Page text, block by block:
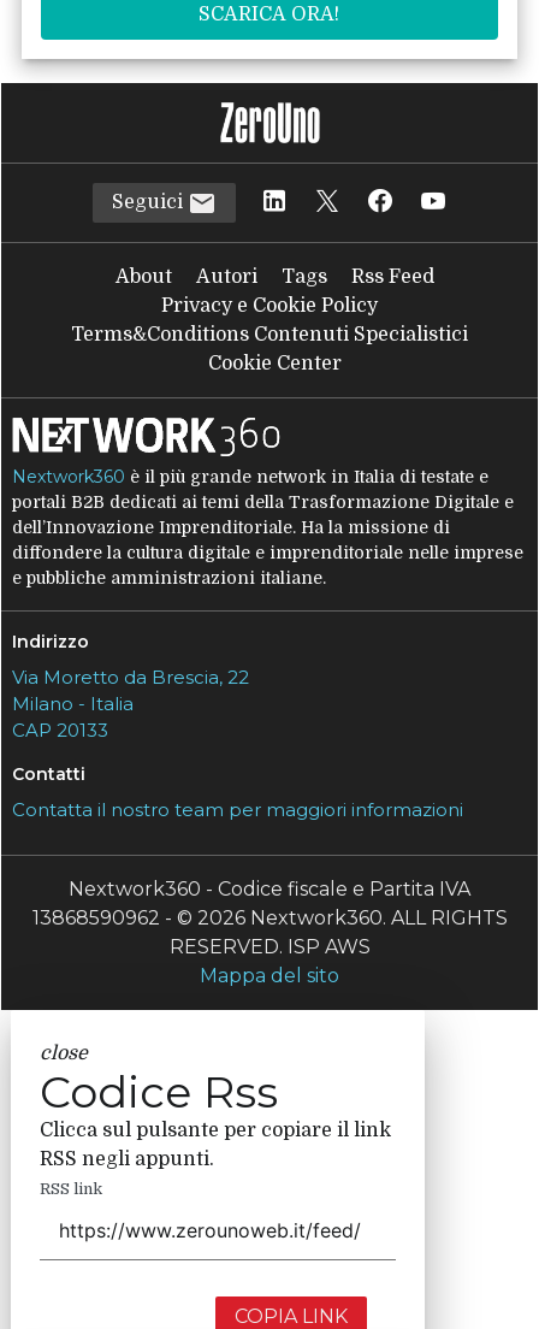
Seguici
About Autori Tags
Rss Feed
Privacy e Cookie Policy
Terms&Conditions Contenuti Specialistici
Cookie Center
Nextwork360 è il più grande network in Italia di testate e
portali B2B dedicati ai temi della Trasformazione Digitale e
dell’Innovazione Imprenditoriale. Ha la missione di
diffondere la cultura digitale e imprenditoriale nelle imprese
e pubbliche amministrazioni italiane.
Indirizzo
Via Moretto da Brescia, 22
Milano - Italia
CAP 20133
Contatti
Contatta il nostro team per maggiori informazioni
Nextwork360 - Codice fiscale e Partita IVA
13868590962 - © 2026 Nextwork360. ALL RIGHTS
RESERVED. ISP AWS
Mappa del sito
close
Codice Rss
Clicca sul pulsante per copiare il link
RSS negli appunti.
RSS link
COPIA LINK